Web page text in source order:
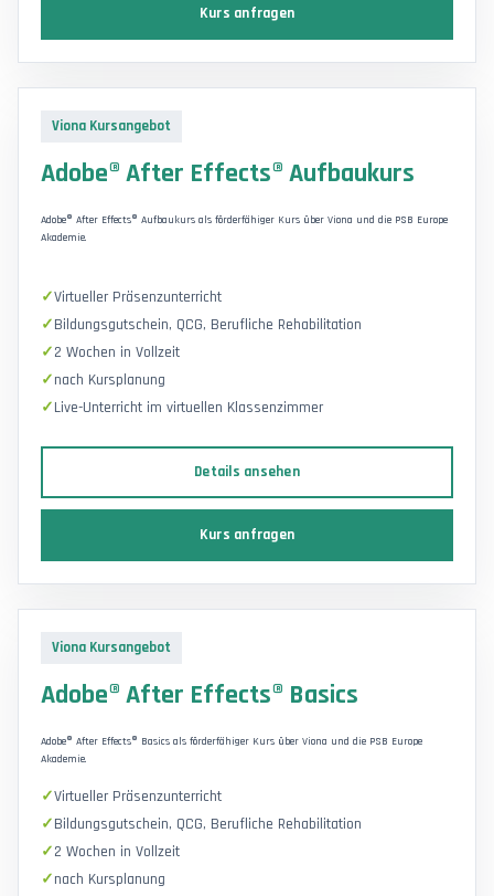
Kurs anfragen
Viona Kursangebot
Adobe® After Effects® Aufbaukurs
Adobe® After Effects® Aufbaukurs als förderfähiger Kurs über Viona und die PSB Europe
Akademie.
Virtueller Präsenzunterricht
Bildungsgutschein, QCG, Berufliche Rehabilitation
2 Wochen in Vollzeit
nach Kursplanung
Live-Unterricht im virtuellen Klassenzimmer
Details ansehen
Kurs anfragen
Viona Kursangebot
Adobe® After Effects® Basics
Adobe® After Effects® Basics als förderfähiger Kurs über Viona und die PSB Europe
Akademie.
Virtueller Präsenzunterricht
Bildungsgutschein, QCG, Berufliche Rehabilitation
2 Wochen in Vollzeit
nach Kursplanung